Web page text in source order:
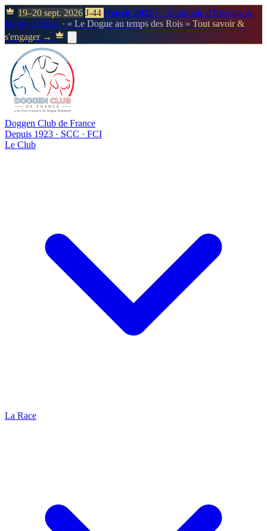
19–20 sept. 2026 J-44 Neuvic 2026 — Nationale d'Élevage &
Doggen Show · « Le Dogue au temps des Rois » Tout savoir &
s'engager →
Doggen Club de France
Depuis 1923 · SCC · FCI
Le Club
La Race